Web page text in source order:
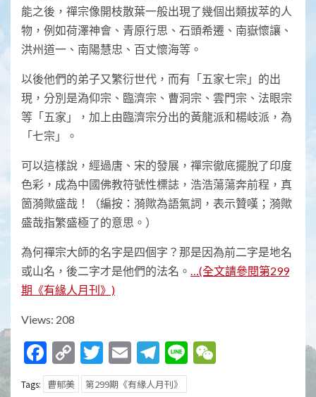
能之後，禪宗像開枝散葉一般出現了幾個出類拔萃的人
物，例如荷澤神會、青原行思、石頭希遷、南嶽懷讓、
洪州道一、南陽慧忠、百丈懷海等。
以後他們的弟子又繁衍世代，而有「五家七宗」的出
現，分別是溈仰宗、臨濟宗、曹洞宗、 雲門宗、法眼宗
等「五家」，加上由臨濟宗分出的黃龍派和楊岐派，為
「七宗」。
可以這樣說， 經過唐、宋的發展，禪宗徹底擺脫了印度
色彩， 成為中國佛教符號性標誌，浩浩蕩蕩奔前程，真
箇漪歟盛哉！
（編按：漪歟為語氣詞，表示贊嘆；漪歟
盛哉指繁盛極了的意思。）
為何禪宗大師的名字是四個字？那是因為前二字是地名
或山名，後二字才是他們的法名。 …(全文請參閱第299
期《有緣人月刊》)
Views: 208
Facebook
Copy
Link
Twitter
EmailTelegram
Line
Tags: 曹郁美 第299期《有緣人月刊》